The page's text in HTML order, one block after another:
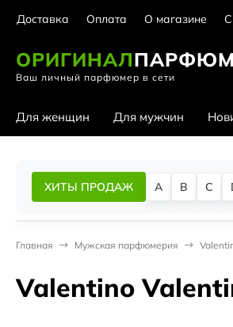
Доставка Оплата О магазине
ОРИГИНАЛПАРФЮМ
Ваш личный парфюмер в сети
Для женщин Для мужчин
ХИТЫ ПРОДАЖ A B C
Главная Мужская парфюмерия
Valentino